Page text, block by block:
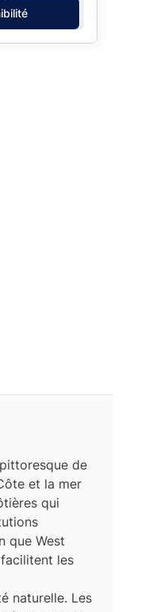
de
et la mer
qui
que West
les
naturelle. Les